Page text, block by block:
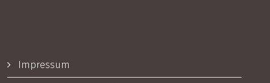
Impressum